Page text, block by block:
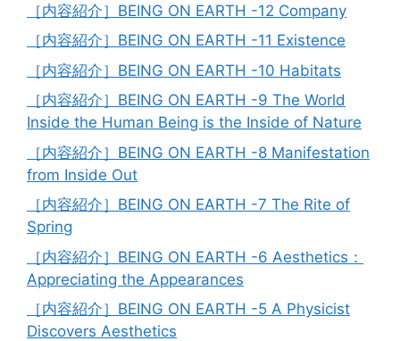
［内容紹介］BEING ON EARTH -12 Company
［内容紹介］BEING ON EARTH -11 Existence
［内容紹介］BEING ON EARTH -10 Habitats
［内容紹介］BEING ON EARTH -9 The World
Inside the Human Being is the Inside of Nature
［内容紹介］BEING ON EARTH -8 Manifestation
from Inside Out
［内容紹介］BEING ON EARTH -7 The Rite of
Spring
［内容紹介］BEING ON EARTH -6 Aesthetics：
Appreciating the Appearances
［内容紹介］BEING ON EARTH -5 A Physicist
Discovers Aesthetics